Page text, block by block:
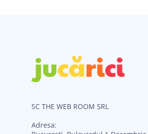
SC THE WEB ROOM SRL
Adresa: